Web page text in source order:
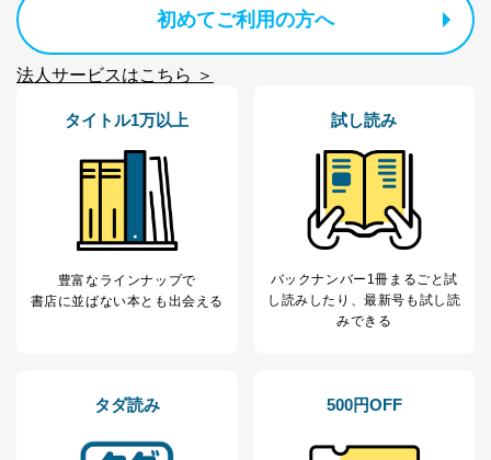
個人情報保護管理者: 経営管理グループディレクター 前
２．利用目的
当社が取り扱う開示対象個人情報の利用目的は次のとお
りです。
No
個人情報の種類 利用目的
1 ービス等をご利用
の方の個人情報
購入商品の配送のため
商品代金回収のため
ｅメール等による商品、サービ
ス、キャンペーン等の広告の案内
個人が特定できない形で取得した
閲覧履歴や購買履歴等の情報を分
析して、趣味・嗜好に
当社にお問合わせ
いただいた方の個
お問い合わせ対応、トラブル対
処、オペレーター教育など応対品
初めてご利用の方へ
法人サービスはこちら ＞
タイトル1万以上
豊富なラインナップで
書店に並ばない本とも出会える
試し読み
バックナンバー1冊まるごと試
し読み したり、最新号も試し読
みできる
タダ読み 500円OFF